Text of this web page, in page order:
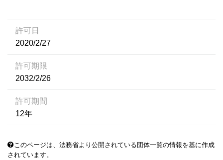
許可日
2020/2/27
許可期限
2032/2/26
許可期間
12年
このページは、法務省より公開されている団体一覧の情報を基に作成
されています。